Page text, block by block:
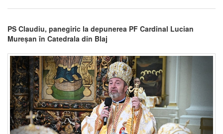
PS Claudiu, panegiric la depunerea PF Cardinal Lucian
Mureșan în Catedrala din Blaj